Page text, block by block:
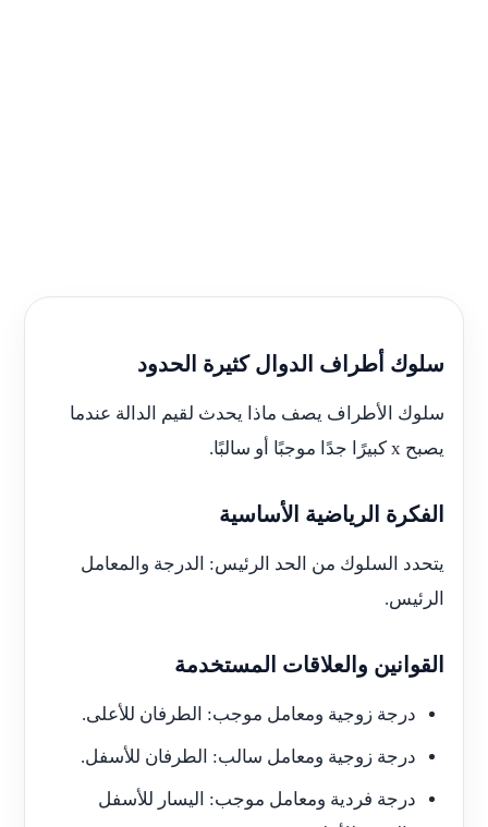
سلوك أطراف الدوال كثيرة الحدود
سلوك الأطراف يصف ماذا يحدث لقيم الدالة عندما
يصبح x كبيرًا جدًا موجبًا أو سالبًا.
الفكرة الرياضية الأساسية
يتحدد السلوك من الحد الرئيس: الدرجة والمعامل
الرئيس.
القوانين والعلاقات المستخدمة
درجة زوجية ومعامل موجب: الطرفان للأعلى.
درجة زوجية ومعامل سالب: الطرفان للأسفل.
درجة فردية ومعامل موجب: اليسار للأسفل